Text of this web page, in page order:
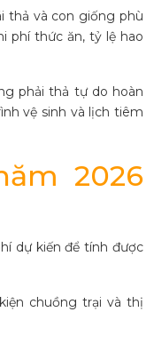
thả và con giống phù
phí thức ăn, tỷ lệ hao
phải thả tự do hoàn
vệ sinh và lịch tiêm
2026
dự kiến để tính được
chuồng trại và thị